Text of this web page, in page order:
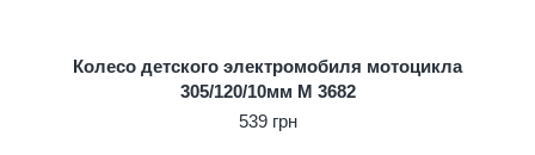
Колесо детского электромобиля мотоцикла
305/120/10мм M 3682
539 грн